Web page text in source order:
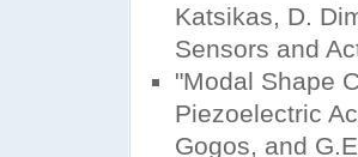
Katsikas, D.
Sensors and
"Modal Shape
Piezoelectric
Gogos, and